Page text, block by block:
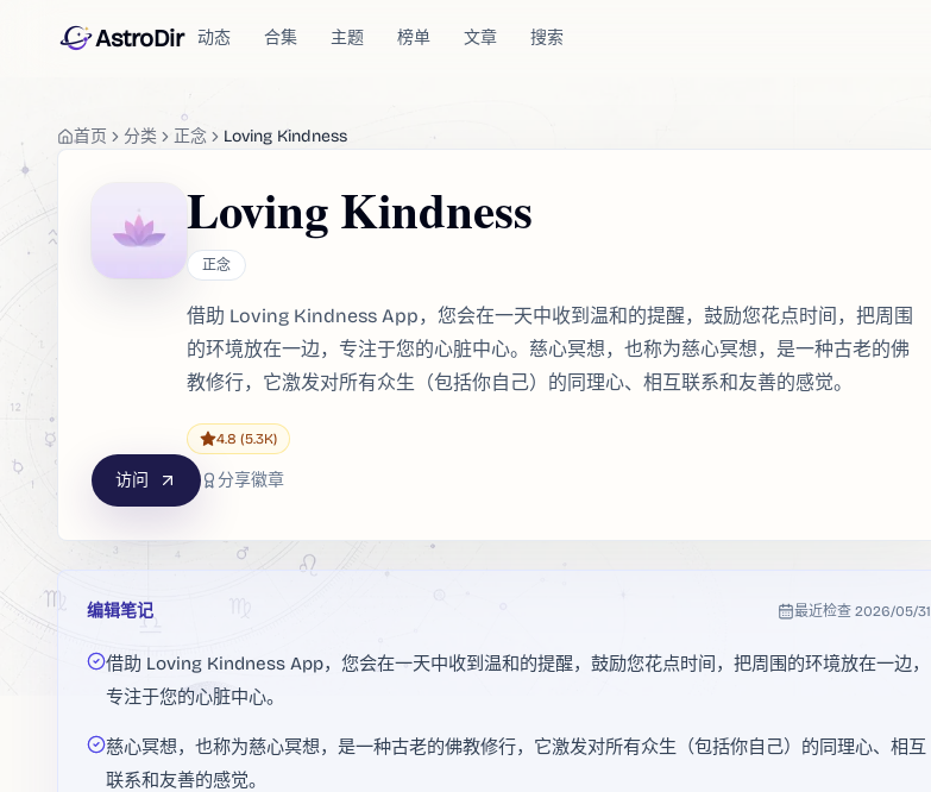
AstroDir 动态 合集 主题 榜单 文章 搜索
首页 分类 正念 Loving Kindness
Loving Kindness
正念
借助 Loving Kindness App，您会在一天中收到温和的提醒，鼓励您花点时间，把周围
的环境放在一边，专注于您的心脏中心。慈心冥想，也称为慈心冥想，是一种古老的佛
教修行，它激发对所有众生（包括你自己）的同理心、相互联系和友善的感觉。
4.8 (5.3K)
访问 分享徽章
编辑笔记 最近检查 2026/05/31
借助 Loving Kindness App，您会在一天中收到温和的提醒，鼓励您花点时间，把周围的环境放在一边，
专注于您的心脏中心。
慈心冥想，也称为慈心冥想，是一种古老的佛教修行，它激发对所有众生（包括你自己）的同理心、相互
联系和友善的感觉。